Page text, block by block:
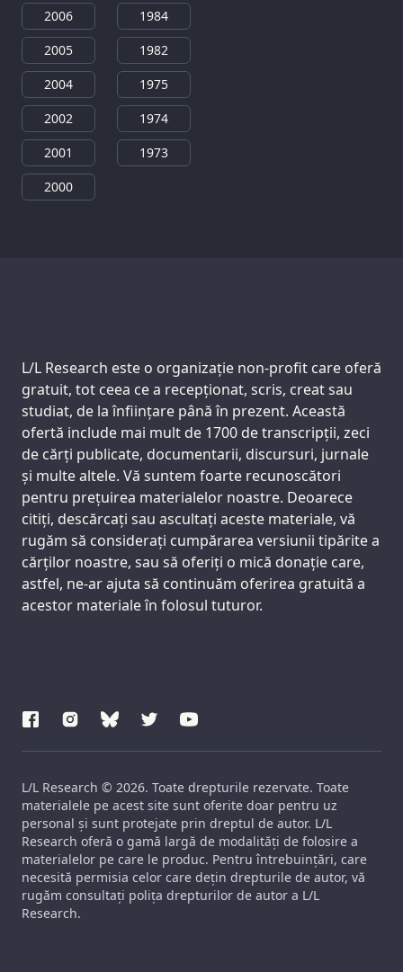
2006
2005
2004
2002
2001
2000
1984
1982
1975
1974
1973
Support us:
L/L Research este o organizație non-profit care oferă
gratuit, tot ceea ce a recepționat, scris, creat sau
studiat, de la înființare până în prezent. Această
ofertă include mai mult de 1700 de transcripții, zeci
de cărți publicate, documentarii, discursuri, jurnale
și multe altele. Vă suntem foarte recunoscători
pentru prețuirea materialelor noastre. Deoarece
citiți, descărcați sau ascultați aceste materiale, vă
rugăm să considerați cumpărarea versiunii tipărite a
cărților noastre, sau să oferiți o mică donație care,
astfel, ne-ar ajuta să continuăm oferirea gratuită a
acestor materiale în folosul tuturor.
L/L Research © 2026. Toate drepturile rezervate. Toate
materialele pe acest site sunt oferite doar pentru uz
personal și sunt protejate prin dreptul de autor. L/L
Research oferă o gamă largă de modalități de folosire a
materialelor pe care le produc. Pentru întrebuințări, care
necesită permisia celor care dețin drepturile de autor, vă
rugăm consultați polița drepturilor de autor a L/L
Research.